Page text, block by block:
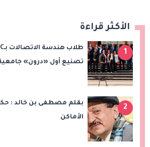
الأكثر قراءة
1
تصنيع أول «درون»
2
بقلم مصطفى بن خالد :
الأماكن